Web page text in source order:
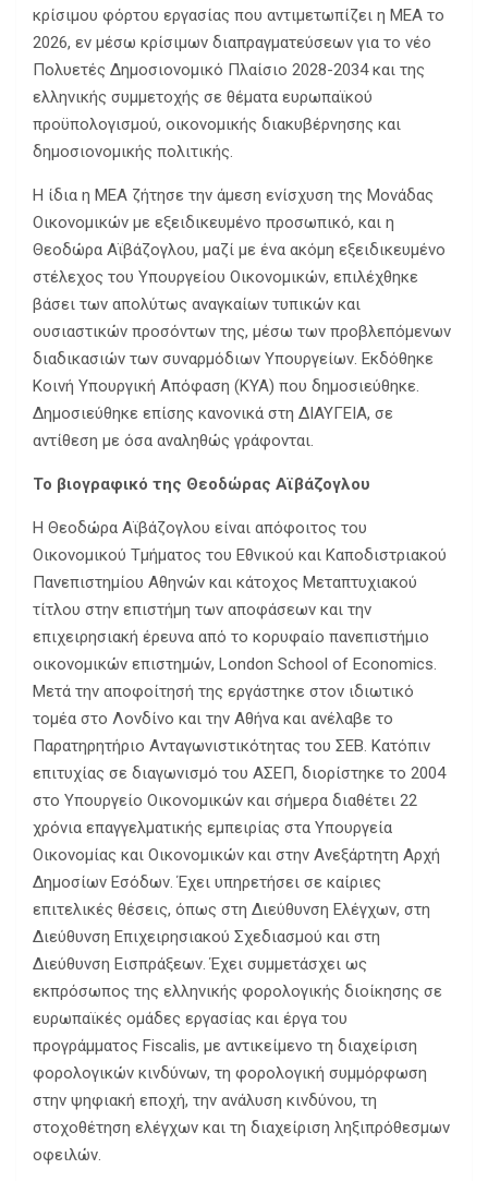
κρίσιμου φόρτου εργασίας που αντιμετωπίζει η ΜΕΑ το
2026, εν μέσω κρίσιμων διαπραγματεύσεων για το νέο
Πολυετές Δημοσιονομικό Πλαίσιο 2028-2034 και της
ελληνικής συμμετοχής σε θέματα ευρωπαϊκού
προϋπολογισμού, οικονομικής διακυβέρνησης και
δημοσιονομικής πολιτικής.
Η ίδια η ΜΕΑ ζήτησε την άμεση ενίσχυση της Μονάδας
Οικονομικών με εξειδικευμένο προσωπικό, και η
Θεοδώρα Αϊβάζογλου, μαζί με ένα ακόμη εξειδικευμένο
στέλεχος του Υπουργείου Οικονομικών, επιλέχθηκε
βάσει των απολύτως αναγκαίων τυπικών και
ουσιαστικών προσόντων της, μέσω των προβλεπόμενων
διαδικασιών των συναρμόδιων Υπουργείων. Εκδόθηκε
Κοινή Υπουργική Απόφαση (ΚΥΑ) που δημοσιεύθηκε.
Δημοσιεύθηκε επίσης κανονικά στη ΔΙΑΥΓΕΙΑ, σε
αντίθεση με όσα αναληθώς γράφονται.
Το βιογραφικό της Θεοδώρας Αϊβάζογλου
Η Θεοδώρα Αϊβάζογλου είναι απόφοιτος του
Οικονομικού Τμήματος του Εθνικού και Καποδιστριακού
Πανεπιστημίου Αθηνών και κάτοχος Μεταπτυχιακού
τίτλου στην επιστήμη των αποφάσεων και την
επιχειρησιακή έρευνα από το κορυφαίο πανεπιστήμιο
οικονομικών επιστημών, London School of Economics.
Μετά την αποφοίτησή της εργάστηκε στον ιδιωτικό
τομέα στο Λονδίνο και την Αθήνα και ανέλαβε το
Παρατηρητήριο Ανταγωνιστικότητας του ΣΕΒ. Κατόπιν
επιτυχίας σε διαγωνισμό του ΑΣΕΠ, διορίστηκε το 2004
στο Υπουργείο Οικονομικών και σήμερα διαθέτει 22
χρόνια επαγγελματικής εμπειρίας στα Υπουργεία
Οικονομίας και Οικονομικών και στην Ανεξάρτητη Αρχή
Δημοσίων Εσόδων. Έχει υπηρετήσει σε καίριες
επιτελικές θέσεις, όπως στη Διεύθυνση Ελέγχων, στη
Διεύθυνση Επιχειρησιακού Σχεδιασμού και στη
Διεύθυνση Εισπράξεων. Έχει συμμετάσχει ως
εκπρόσωπος της ελληνικής φορολογικής διοίκησης σε
ευρωπαϊκές ομάδες εργασίας και έργα του
προγράμματος Fiscalis, με αντικείμενο τη διαχείριση
φορολογικών κινδύνων, τη φορολογική συμμόρφωση
στην ψηφιακή εποχή, την ανάλυση κινδύνου, τη
στοχοθέτηση ελέγχων και τη διαχείριση ληξιπρόθεσμων
οφειλών.